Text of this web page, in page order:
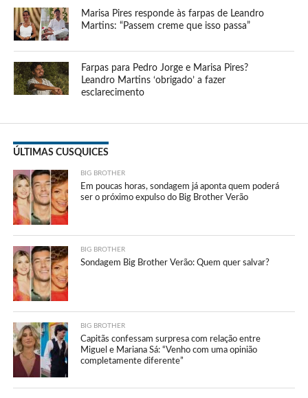
Marisa Pires responde às farpas de Leandro
Martins: “Passem creme que isso passa”
Farpas para Pedro Jorge e Marisa Pires?
Leandro Martins ‘obrigado’ a fazer
esclarecimento
ÚLTIMAS CUSQUICES
BIG BROTHER
Em poucas horas, sondagem já aponta quem poderá
ser o próximo expulso do Big Brother Verão
BIG BROTHER
Sondagem Big Brother Verão: Quem quer salvar?
BIG BROTHER
Capitãs confessam surpresa com relação entre
Miguel e Mariana Sá: “Venho com uma opinião
completamente diferente”